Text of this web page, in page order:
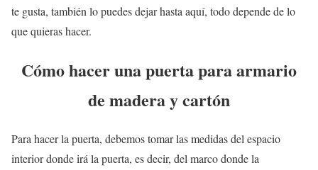
te gusta, también lo puedes dejar hasta aquí, todo depende de lo
que quieras hacer.
Cómo hacer una puerta para armario
de madera y cartón
Para hacer la puerta, debemos tomar las medidas del espacio
interior donde irá la puerta, es decir, del marco donde la